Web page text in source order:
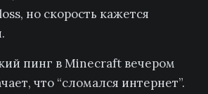
но скорость кажется
пинг в Minecraft вечером
что “сломался интернет”.